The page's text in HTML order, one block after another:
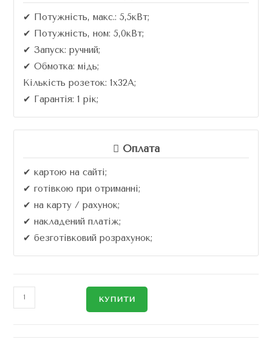
✔ Потужність, макс.: 5,5кВт;
✔ Потужність, ном: 5,0кВт;
✔ Запуск: ручний;
✔ Обмотка: мідь;
Кількість розеток: 1х32A;
✔ Гарантія: 1 рік;
Оплата
✔ картою на сайті;
✔ готівкою при отриманні;
✔ на карту / рахунок;
✔ накладений платіж;
✔ безготівковий розрахунок;
КУПИТИ